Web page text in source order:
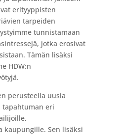
erityyppisten
tarpeiden
tunnistamaan
jotka erosivat
Tämän lisäksi
HDW:n
perusteella uusia
eri
kaupungille. Sen lisäksi